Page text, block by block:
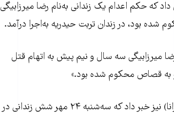
سه‌شنبه ۲۴ مهر نیز گزارش داد که حکم اعدام یک زندانی به‌نام رضا میرزابیگی
بود، در زندان تربت حیدریه به‌اجرا درآمد.
میرزابیگی سه سال و نیم پیش به اتهام قتل
به قصاص محکوم شده بود.»
ارگان خبری مجموعه فعالان حقوق بشر در ایران (هرانا) نیز خبر داد که سه‌شنبه ۲۴ مهر شش زندانی در